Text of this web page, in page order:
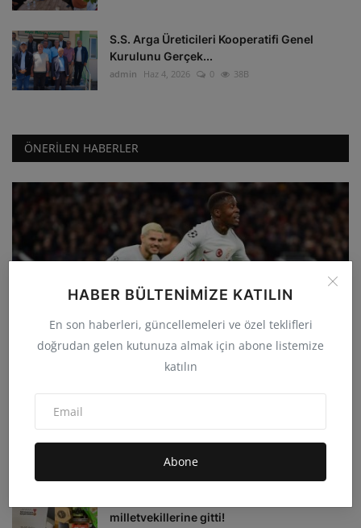
HABER BÜLTENIMIZE KATILIN
En son haberleri, güncellemeleri ve özel teklifleri
doğrudan gelen kutunuza almak için abone listemize
katılın
Abone
S.S. Arga Üreticileri Kooperatifi Genel
Kurulunu Gerçek...
admin Haz 4, 2026 0 38B
ÖNERILEN HABERLER
Galatasaray deplasmanda Manchester
United'ı 3-2 yenerek...
Eki 4, 2023
milletvekillerine gitti!